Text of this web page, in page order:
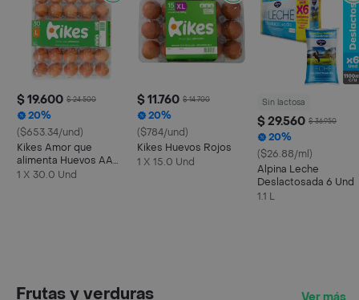
$ 19.600 $ 24.500
20%
($653.34/und)
Kikes Amor que
alimenta Huevos AA
Rojos L
1 X 30.0 Und
$ 11.760 $ 14.700
20%
($784/und)
Kikes Huevos Rojos
1 X 15.0 Und
Sin lactosa
$ 29.560 $ 36.950
20%
($26.88/ml)
Alpina Leche
Deslactosada 6 Und
1.1 L
Frutas y verduras